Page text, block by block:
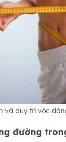
và duy trì vóc
đường